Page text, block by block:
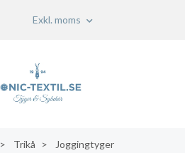
Exkl. moms
Trikå
Joggingtyger